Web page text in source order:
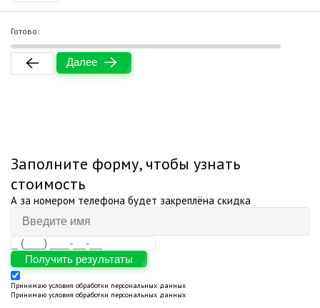
Готово:
Далее
Заполните форму, чтобы узнать
стоимость
А за номером телефона будет закреплёна скидка
Получить результаты
Принимаю условия обработки персональных данных
Принимаю условия обработки персональных данных